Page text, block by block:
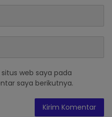
web saya pada
saya berikutnya.